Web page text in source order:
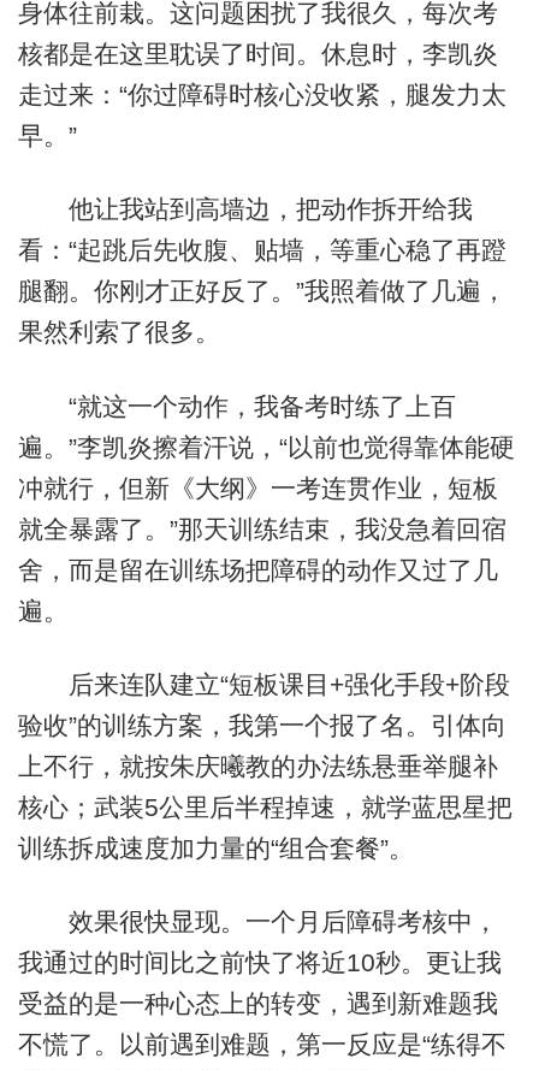
身体往前栽。这问题困扰了我很久，每次考
核都是在这里耽误了时间。休息时，李凯炎
走过来：“你过障碍时核心没收紧，腿发力太
早。”
他让我站到高墙边，把动作拆开给我
看：“起跳后先收腹、贴墙，等重心稳了再蹬
腿翻。你刚才正好反了。”我照着做了几遍，
果然利索了很多。
“就这一个动作，我备考时练了上百
遍。”李凯炎擦着汗说，“以前也觉得靠体能硬
冲就行，但新《大纲》一考连贯作业，短板
就全暴露了。”那天训练结束，我没急着回宿
舍，而是留在训练场把障碍的动作又过了几
遍。
后来连队建立“短板课目+强化手段+阶段
验收”的训练方案，我第一个报了名。引体向
上不行，就按朱庆曦教的办法练悬垂举腿补
核心；武装5公里后半程掉速，就学蓝思星把
训练拆成速度加力量的“组合套餐”。
效果很快显现。一个月后障碍考核中，
我通过的时间比之前快了将近10秒。更让我
受益的是一种心态上的转变，遇到新难题我
不慌了。以前遇到难题，第一反应是“练得不